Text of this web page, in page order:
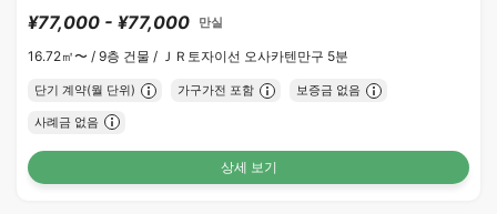
¥77,000 - ¥77,000 만실
16.72㎡〜 / 9층 건물 / ＪＲ토자이선 오사카텐만구 5분
단기 계약(월 단위) 가구가전 포함 보증금 없음
사례금 없음
상세 보기